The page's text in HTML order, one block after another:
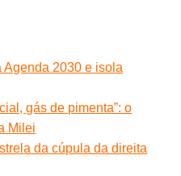
Agenda 2030 e isola
gás de pimenta”: o
Milei
da cúpula da direita